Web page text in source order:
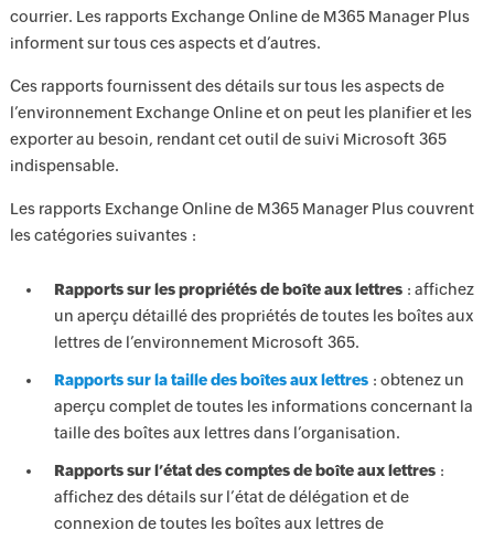
courrier. Les rapports Exchange Online de M365 Manager Plus
informent sur tous ces aspects et d’autres.
Ces rapports fournissent des détails sur tous les aspects de
l’environnement Exchange Online et on peut les planifier et les
exporter au besoin, rendant cet outil de suivi Microsoft 365
indispensable.
Les rapports Exchange Online de M365 Manager Plus couvrent
les catégories suivantes :
Rapports sur les propriétés de boîte aux lettres: affichez
un aperçu détaillé des propriétés de toutes les boîtes aux
lettres de l’environnement Microsoft 365.
Rapports sur la taille des boîtes aux lettres: obtenez un
aperçu complet de toutes les informations concernant la
taille des boîtes aux lettres dans l’organisation.
Rapports sur l’état des comptes de boîte aux lettres:
affichez des détails sur l’état de délégation et de
connexion de toutes les boîtes aux lettres de